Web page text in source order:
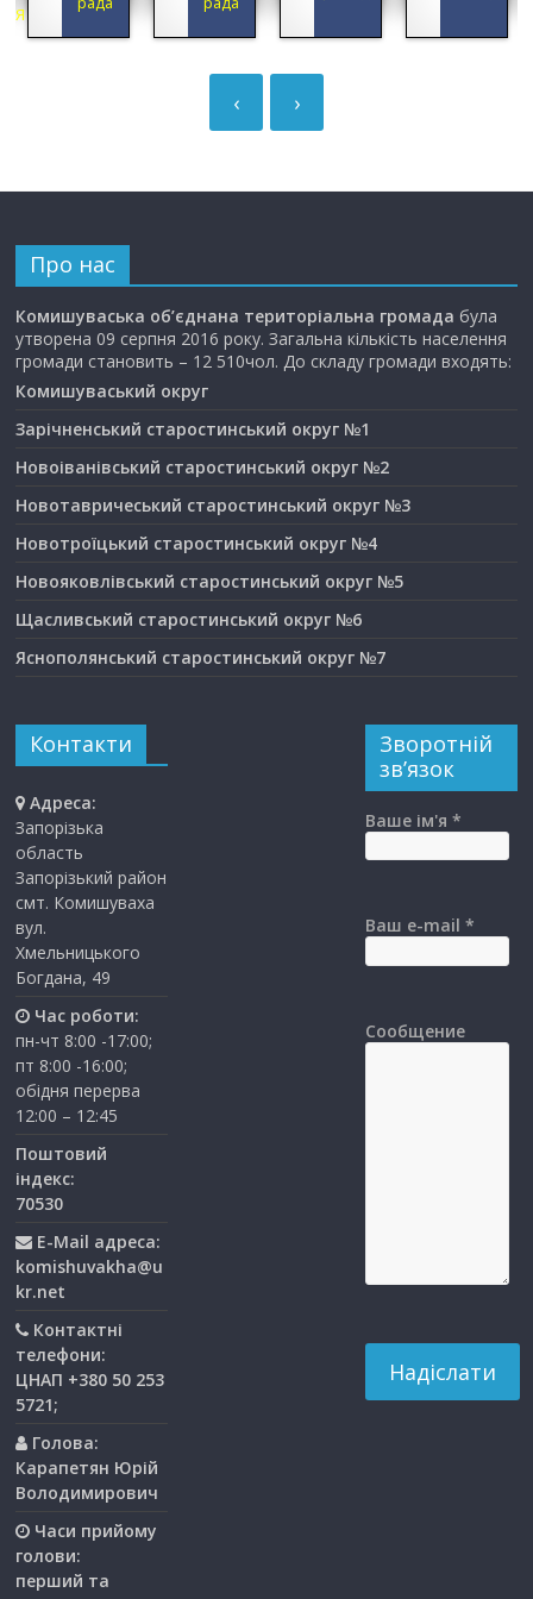
›
‹
Про нас
Комишуваська об’єднана територіальна громада була
утворена 09 серпня 2016 року. Загальна кількість населення
громади становить – 12 510чол. До складу громади входять:
Комишуваський округ
Зарічненський старостинський округ №1
Новоіванівський старостинський округ №2
Новотавричеський старостинський округ №3
Новотроїцький старостинський округ №4
Новояковлівський старостинський округ №5
Щасливський старостинський округ №6
Яснополянський старостинський округ №7
Контакти
Адреса:
Запорізька
область
Запорізький район
смт. Комишуваха
вул.
Хмельницького
Богдана, 49
Час роботи:
пн-чт 8:00 -17:00;
пт 8:00 -16:00;
обідня перерва
12:00 – 12:45
Поштовий
індекс:
70530
E-Mail адреса:
komishuvakha@u
kr.net
Контактні
телефони:
ЦНАП +380 50 253
5721;
Голова:
Карапетян Юрій
Володимирович
Часи прийому
голови:
перший та
Зворотній
зв’язок
Ваше ім'я *
Ваш e-mail *
Сообщение